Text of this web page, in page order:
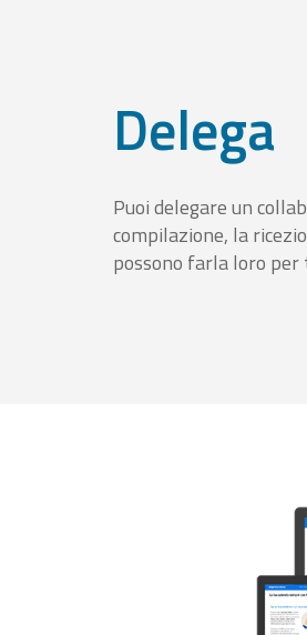
Delega
Puoi delegare un
compilazione, la
possono farla loro per